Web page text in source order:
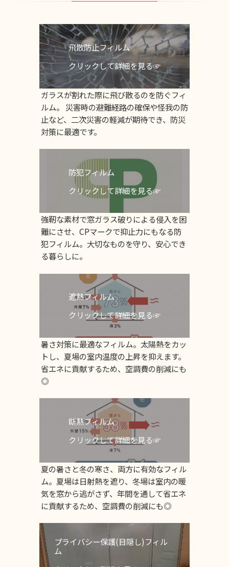
飛散防止フィルム
クリックして詳細を見る☞
ガラスが割れた際に飛び散るのを防ぐフィ
ルム。 災害時の避難経路の確保や怪我の防
止など、二次災害の軽減が期待でき、防災
対策に最適です。
防犯フィルム
クリックして詳細を見る☞
強靭な素材で窓ガラス破りによる侵入を困
難にさせ、CPマークで抑止力にもなる防
犯フィルム。大切なものを守り、安心でき
る暮らしに。
遮熱フィルム
クリックして詳細を見る☞
暑さ対策に最適なフィルム。太陽熱をカッ
トし、夏場の室内温度の上昇を抑えます。
省エネに貢献するため、空調費の削減にも
◎
断熱フィルム
クリックして詳細を見る☞
夏の暑さと冬の寒さ、両方に有効なフィル
ム。夏場は日射熱を遮り、冬場は室内の暖
気を窓から逃がさず、年間を通して省エネ
に貢献するため、空調費の削減にも◎
プライバシー保護(目隠し)フィル
ム